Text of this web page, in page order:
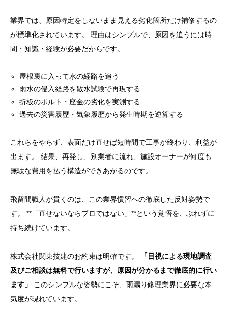
業界では、原因特定をしないまま見える劣化箇所だけ補修するの
が標準化されています。 理由はシンプルで、原因を追うには時
間・知識・経験が必要だからです。
屋根裏に入って水の経路を追う
雨水の侵入経路を散水試験で再現する
折板のボルト・座金の劣化を実測する
過去の災害履歴・気象履歴から発生時期を逆算する
これらをやらず、表面だけ直せば短時間で工事が終わり、利益が
出ます。 結果、再発し、別業者に流れ、施設オーナーが何度も
無駄な費用を払う構造ができあがるのです。
飛留間職人が貫くのは、この業界慣習への徹底した反対姿勢で
す。 **「直せないならプロではない」**という覚悟を、ぶれずに
持ち続けています。
株式会社関東技建のお約束は明確です。
「目視による現地調査
及びご相談は無料で行いますが、原因が分かるまで徹底的に行い
ます」
このシンプルな姿勢にこそ、雨漏り修理業界に必要な本
気度が現れています。